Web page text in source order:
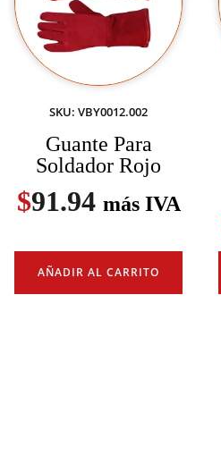
SKU: VBY0012.002
Guante Para
Soldador Rojo
$91.94 más IVA
AÑADIR AL CARRITO